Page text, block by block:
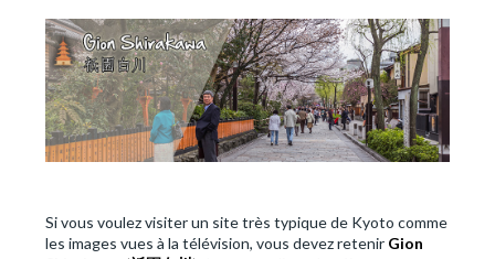
Si vous voulez visiter un site très typique de Kyoto comme
les images vues à la télévision, vous devez retenir Gion